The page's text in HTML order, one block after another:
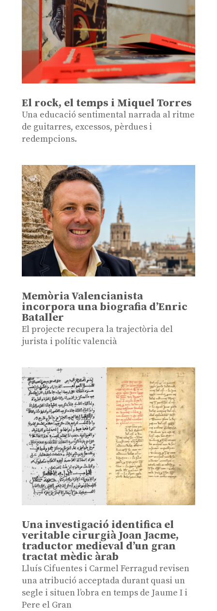
El rock, el temps i Miquel Torres
Una educació sentimental narrada al ritme
de guitarres, excessos, pèrdues i
redempcions.
Memòria Valencianista
incorpora una biografia d’Enric
Bataller
El projecte recupera la trajectòria del
jurista i polític valencià
Una investigació identifica el
veritable cirurgià Joan Jacme,
traductor medieval d’un gran
tractat mèdic àrab
Lluís Cifuentes i Carmel Ferragud revisen
una atribució acceptada durant quasi un
segle i situen l’obra en temps de Jaume I i
Pere el Gran